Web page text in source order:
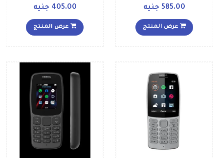
585.00 جنيه
عرض المنتج
بخدمة الجيل الثاني
405.00 جنيه
عرض المنتج